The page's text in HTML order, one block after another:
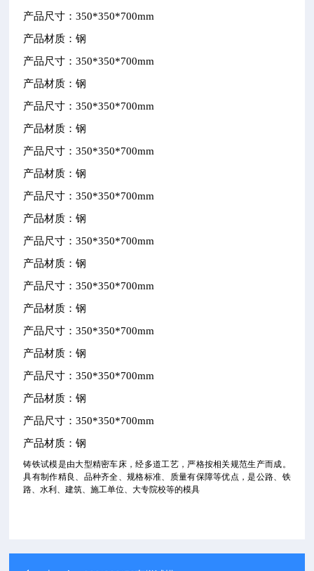
产品尺寸：350*350*700mm
产品材质：钢
产品尺寸：350*350*700mm
产品材质：钢
产品尺寸：350*350*700mm
产品材质：钢
产品尺寸：350*350*700mm
产品材质：钢
产品尺寸：350*350*700mm
产品材质：钢
产品尺寸：350*350*700mm
产品材质：钢
产品尺寸：350*350*700mm
产品材质：钢
产品尺寸：350*350*700mm
产品材质：钢
产品尺寸：350*350*700mm
产品材质：钢
产品尺寸：350*350*700mm
产品材质：钢
铸铁试模是由大型精密车床，经多道工艺，严格按相关规范生产而成。
具有制作精良、品种齐全、规格标准、质量有保障等优点，是公路、铁
路、水利、建筑、施工单位、大专院校等的模具